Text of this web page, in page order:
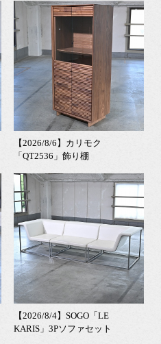
【2026/8/6】カリモク
「QT2536」飾り棚
【2026/8/4】SOGO「LE
KARIS」3Pソファセット